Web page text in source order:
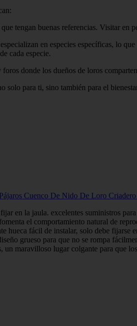
tengan buenas referencias. Visitar en
en especies específicas, lo
cada especie.
donde los dueños de loros
solo para ti, sino también para el
Cuenco De Nido De Loro
en la jaula. excelentes suministros
el comportamiento natural de
hueca fácil de instalar, solo debe fijarse
grueso para que no se rompa
maravilloso lugar colgante para que